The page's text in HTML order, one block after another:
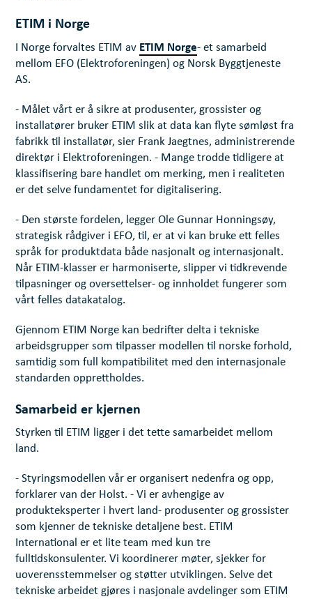
ETIM i Norge
I Norge forvaltes ETIM av ETIM Norge- et samarbeid
mellom EFO (Elektroforeningen) og Norsk Byggtjeneste
AS.
- Målet vårt er å sikre at produsenter, grossister og
installatører bruker ETIM slik at data kan flyte sømløst fra
fabrikk til installatør, sier Frank Jaegtnes, administrerende
direktør i Elektroforeningen. - Mange trodde tidligere at
klassifisering bare handlet om merking, men i realiteten
er det selve fundamentet for digitalisering.
- Den største fordelen, legger Ole Gunnar Honningsøy,
strategisk rådgiver i EFO, til, er at vi kan bruke ett felles
språk for produktdata både nasjonalt og internasjonalt.
Når ETIM-klasser er harmoniserte, slipper vi tidkrevende
tilpasninger og oversettelser- og innholdet fungerer som
vårt felles datakatalog.
Gjennom ETIM Norge kan bedrifter delta i tekniske
arbeidsgrupper som tilpasser modellen til norske forhold,
samtidig som full kompatibilitet med den internasjonale
standarden opprettholdes.
Samarbeid er kjernen
Styrken til ETIM ligger i det tette samarbeidet mellom
land.
- Styringsmodellen vår er organisert nedenfra og opp,
forklarer van der Holst. - Vi er avhengige av
produkteksperter i hvert land- produsenter og grossister
som kjenner de tekniske detaljene best. ETIM
International er et lite team med kun tre
fulltidskonsulenter. Vi koordinerer møter, sjekker for
uoverensstemmelser og støtter utviklingen. Selve det
tekniske arbeidet gjøres i nasjonale avdelinger som ETIM